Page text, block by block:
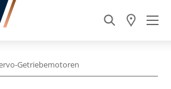
Getriebemotoren